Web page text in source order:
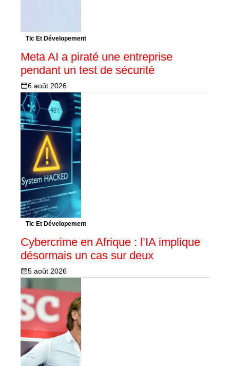
Tic Et Dévelopement
Meta AI a piraté une entreprise
pendant un test de sécurité
6 août 2026
Tic Et Dévelopement
Cybercrime en Afrique : l’IA implique
désormais un cas sur deux
5 août 2026